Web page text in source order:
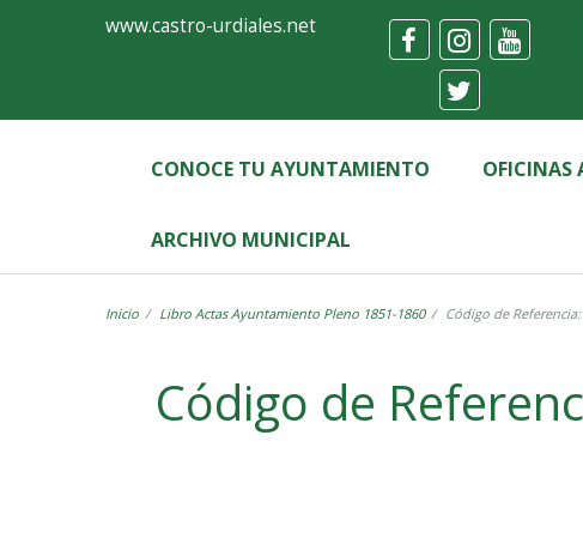
FormularioAyuntamiento
Castro-
Urdiales
www.castro-urdiales.net
CONOCE TU AYUNTAMIENTO OFICINAS
ARCHIVO MUNICIPAL
Inicio Libro Actas Ayuntamiento Pleno 1851-1860 Código de
Código de